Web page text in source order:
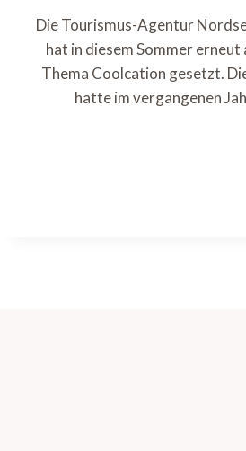
Die Tourismus-Agentur
hat in diesem Sommer erneut
Thema Coolcation gesetzt.
hatte im vergangenen